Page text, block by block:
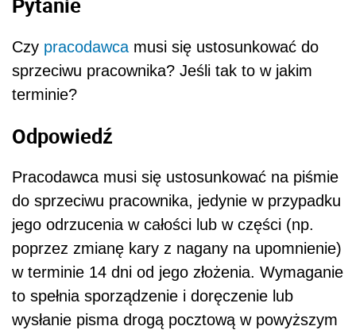
Czy pracodawca musi się ustosunkować do
sprzeciwu pracownika? Jeśli tak to w jakim
terminie?
Odpowiedź
Pracodawca musi się ustosunkować na piśmie
do sprzeciwu pracownika, jedynie w przypadku
jego odrzucenia w całości lub w części (np.
poprzez zmianę kary z nagany na upomnienie)
w terminie 14 dni od jego złożenia. Wymaganie
to spełnia sporządzenie i doręczenie lub
wysłanie pisma drogą pocztową w powyższym